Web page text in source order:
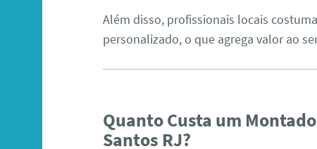
Além disso, profissionais locais
personalizado, o que agrega valor ao
Quanto Custa um
Santos RJ?